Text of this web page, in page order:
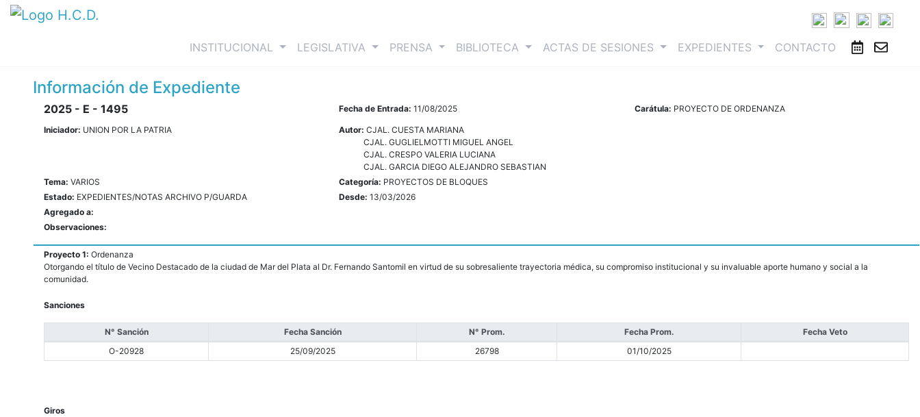
INSTITUCIONAL (current)LEGISLATIVA PRENSA BIBLIOTECA ACTAS DE SESIONES EXPEDIENTES CONTACTO
Información de Expediente
2025 - E - 1495 Fecha de Entrada:11/08/2025 Carátula: PROYECTO DE ORDENANZA
Iniciador: UNION POR LA PATRIA Autor:CJAL. CUESTA MARIANA
CJAL. GUGLIELMOTTI MIGUEL ANGEL
CJAL. CRESPO VALERIA LUCIANA
CJAL. GARCIA DIEGO ALEJANDRO SEBASTIAN
Tema: VARIOS Categoría: PROYECTOS DE BLOQUES
Estado: EXPEDIENTES/NOTAS ARCHIVO P/GUARDA Desde:13/03/2026
Agregado a:
Observaciones:
Proyecto 1: Ordenanza
Otorgando el título de Vecino Destacado de la ciudad de Mar del Plata al Dr. Fernando Santomil en virtud de su sobresaliente trayectoria médica, su compromiso institucional y su invaluable aporte humano y social a la
comunidad.
Sanciones
N° Sanción Fecha Sanción N° Prom. Fecha Prom.
Fecha Veto
O-20928
25/09/2025 26798 01/10/2025
Giros